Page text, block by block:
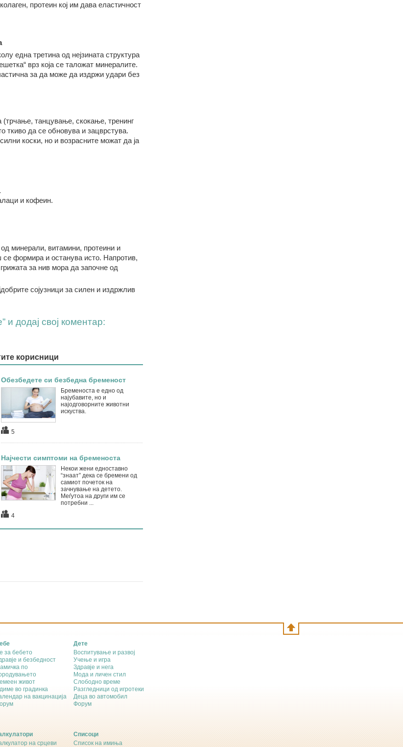
протеин кој им дава еластичност
една третина од нејзината структура
врз која се таложат минералите.
за да може да издржи удари без
(трчање, танцување, скокање, тренинг
ткиво да се обновува и зацврстува.
коски, но и возрасните можат да ја
и кофеин.
минерали, витамини, протеини и
формира и останува исто. Напротив,
за нив мора да започне од
сојузници за силен и издржлив
и додај свој коментар:
корисници
Обезбедете си безбедна бременост
Бременоста е едно од
најубавите, но и
најодговорните животни
искуства.
5
Најчести симптоми на бременоста
Некои жени едноставно
“знаат” дека се бремени од
самиот почеток на
зачнување на детето.
Меѓутоа на други им се
потребни ...
4
за бебето
и безбедност
по
живот
во градинка
на вакцинација
Дете
Воспитување и развој
Учење и игра
Здравје и нега
Мода и личен стил
Слободно време
Разгледници од игротеки
Деца во автомобил
Форум
на срцеви
Списоци
Список на имиња